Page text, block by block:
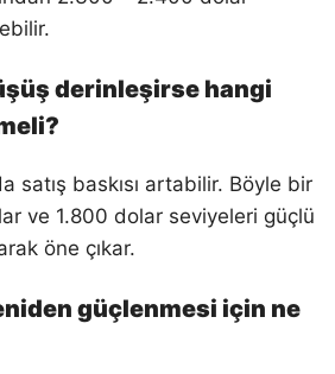
derinleşirse hangi
satış baskısı artabilir. Böyle bir
ve 1.800 dolar seviyeleri güçlü
öne çıkar.
güçlenmesi için ne